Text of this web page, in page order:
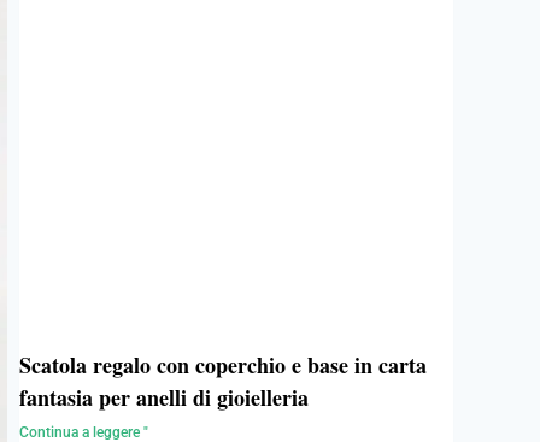
Scatola regalo con coperchio e base in carta
fantasia per anelli di gioielleria
Continua a leggere "